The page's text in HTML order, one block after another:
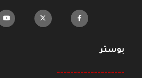
بوستر
--------------------